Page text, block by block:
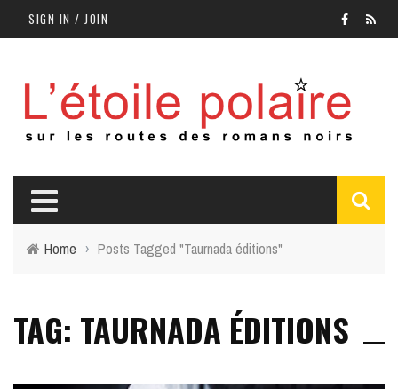
SIGN IN / JOIN
Home › Posts Tagged "Taurnada éditions"
TAG: TAURNADA ÉDITIONS